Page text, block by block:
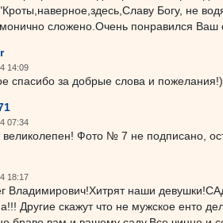
Богу, не
сложено.Очень понравился Ваш
14:09
спасибо за добрые слова и
07:34
Фото № 7 не подписано,
18:17
Владимирович!Хитрят наши
Другие скажут что не мужское енто